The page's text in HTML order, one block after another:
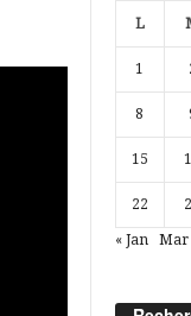
L
1
8
15
22
« Jan Mar